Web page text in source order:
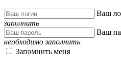
Ваш
заполнить
Ваш
необходимо заполнить
Запомнить меня